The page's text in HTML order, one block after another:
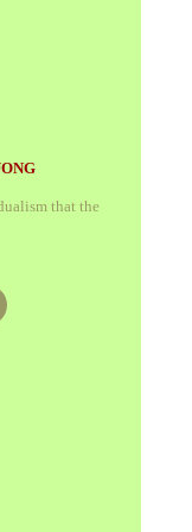
that the